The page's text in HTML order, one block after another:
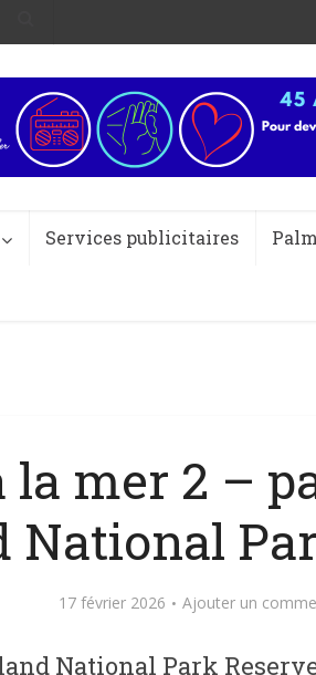
Services publicitaires
mer 2 –
National
17 février 2026 Ajouter un
National Park